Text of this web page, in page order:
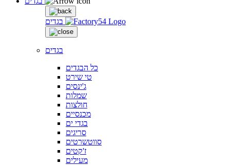
בגדים
בגדים
כל הבגדים
טי שירט
ג'ינסים
שמלות
חולצות
מכנסיים
בגדי ים
סריגים
סווטשרטים
ז'קטים
מעילים